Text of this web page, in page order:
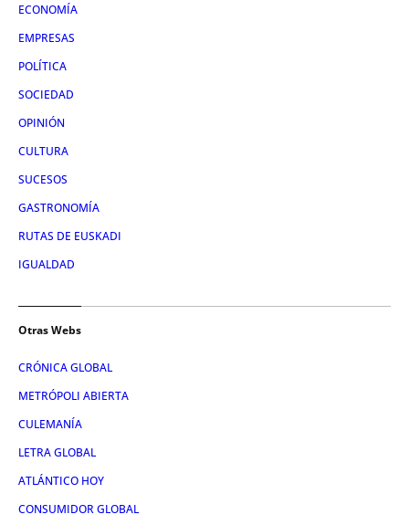
ECONOMÍA
EMPRESAS
POLÍTICA
SOCIEDAD
OPINIÓN
CULTURA
SUCESOS
GASTRONOMÍA
RUTAS DE EUSKADI
IGUALDAD
Otras Webs
CRÓNICA GLOBAL
METRÓPOLI ABIERTA
CULEMANÍA
LETRA GLOBAL
ATLÁNTICO HOY
CONSUMIDOR GLOBAL